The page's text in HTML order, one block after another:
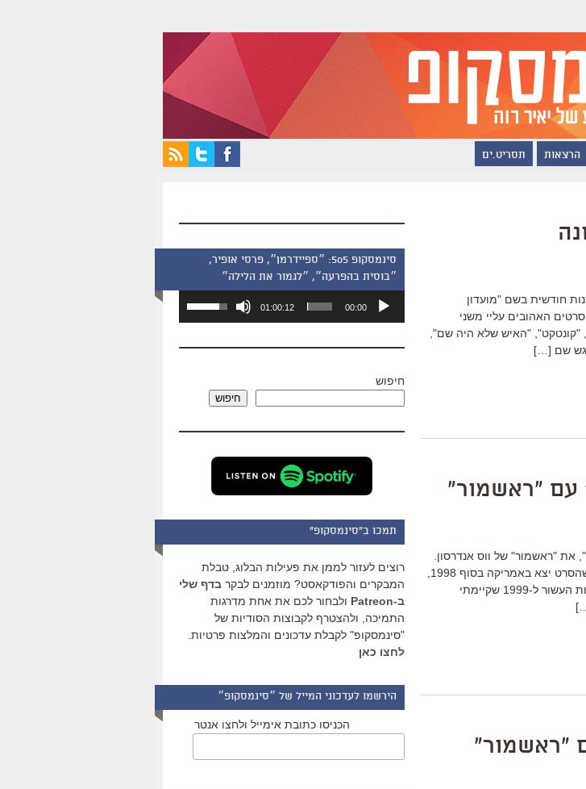
הרצאות תסריט.ים
חודשית בשם "מועדון
אוהב בעותקי 35 מ"מ. כמה מהסרטים האהובים עליי משני
"קונטקט", "האיש שלא היה שם",
את "ראשמור" של ווס אנדרסון.
לישראל הוא הגיע רק בקיץ 1999, כך שלמעשה אני מצרף אותו לחגיגות העשור ל-1999 שקיימתי
"ראשמור"
סינמסקופ 505: ״ספיידרמן״, פרסי אופיר,
״בוסית בהפרעה״, ״לגמור את הלילה״
אודיו
00:00
01:00:12
השתמש
כדי
שמע.
חיפוש
חיפוש
תמכו ב"סינמסקופ"
רוצים לעזור לממן את פעילות הבלוג, טבלת
המבקרים והפודקאסט? מוזמנים לבקר בדף שלי
ב-Patreon
ולבחור לכם את אחת מדרגות
התמיכה, ולהצטרף לקבוצות הסודיות של
"סינמסקופ" לקבלת עדכונים והמלצות פרטיות.
לחצו כאן
הירשמו לעדכוני המייל של ״סינמסקופ״
הכניסו כתובת אימייל ולחצו אנטר